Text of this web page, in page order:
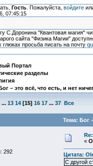
Гость. Пожалуйста, войдите
07:45:15
С.Доронина "Квантовая магия"
сайта "Физика Магии"
просьба писать на почту
Портал
разделы
– это всё, что есть, и нет
... 13 14[15] 16 17 ... 37 Все
Тема: Бог
292
«
Цитата:
С другой